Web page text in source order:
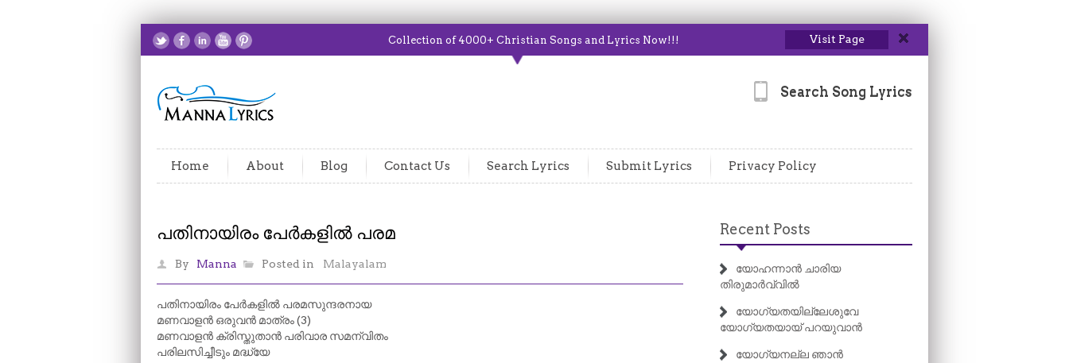
Collection of 4000+ Christian Songs and Lyrics Now!!! Visit Page
Search Song Lyrics
Home About Blog Contact Us Search Lyrics Submit Lyrics Privacy Policy
പതിനായിരം പേർകളിൽ പരമ
By Manna Posted in Malayalam
പതിനായിരം പേർകളിൽ പരമസുന്ദരനായ
മണവാളൻ ഒരുവൻ മാത്രം (3)
മണവാളൻ ക്രിസ്തുതാൻ പരിവാര സമന്വിതം
പരിലസിച്ചീടും മദ്ധ്യേ
Recent Posts
യോഹന്നാൻ ചാരിയ
തിരുമാർവ്വിൽ
യോഗ്യതയില്ലേശുവേ
യോഗ്യതയായ് പറയുവാൻ
യോഗ്യനല്ല ഞാൻ